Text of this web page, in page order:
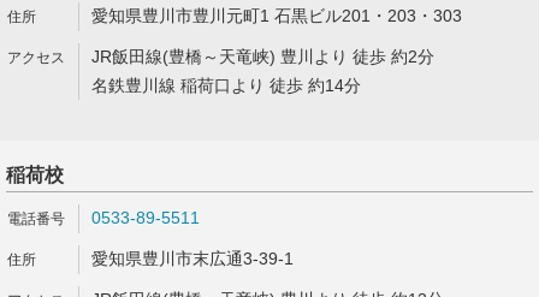
愛知県豊川市豊川元町1 石黒ビル201・203・303
JR飯田線(豊橋～天竜峡) 豊川より 徒歩 約2分
名鉄豊川線 稲荷口より 徒歩 約14分
稲荷校
0533-89-5511
愛知県豊川市末広通3-39-1